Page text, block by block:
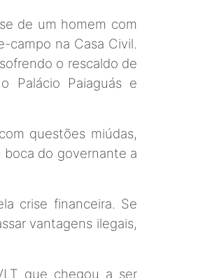
de um homem com
campo na Casa Civil.
o rescaldo de
Palácio Paiaguás e
questões miúdas,
do governante a
crise financeira. Se
vantagens ilegais,
que chegou a ser